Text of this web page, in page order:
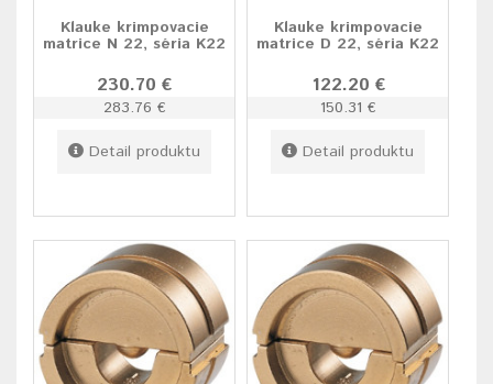
Klauke krimpovacie
matrice N 22, séria K22
230.70 €
283.76 €
Detail produktu
Klauke krimpovacie
matrice D 22, séria K22
122.20 €
150.31 €
Detail produktu